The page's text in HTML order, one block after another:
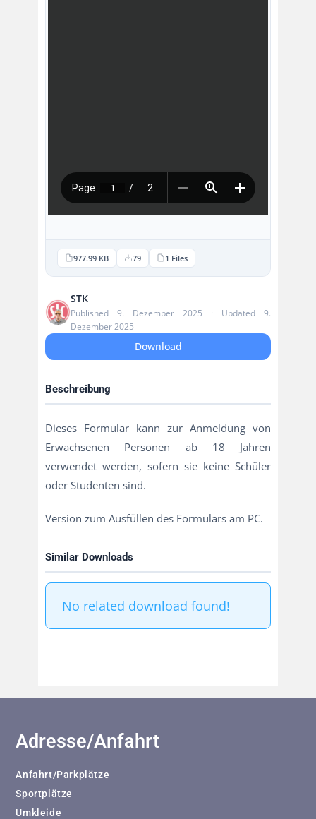
977.99 KB 79 1 Files
STK
Published 9. Dezember 2025 · Updated 9.
Dezember 2025
Download
Beschreibung
Dieses Formular kann zur Anmeldung von
Erwachsenen Personen ab 18 Jahren
verwendet werden, sofern sie keine Schüler
oder Studenten sind.
Version zum Ausfüllen des Formulars am PC.
Similar Downloads
No related download found!
Adresse/Anfahrt
Anfahrt/Parkplätze
Sportplätze
Umkleide